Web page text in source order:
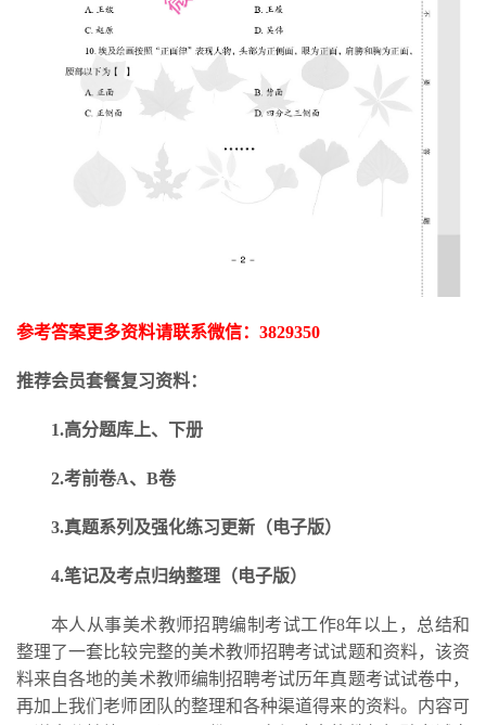
参考答案更多资料请联系微信： 3829350
推荐会员套餐复习资料：
1.高分题库上、下册
2.考前卷A、B卷
3.真题系列及强化练习更新 （电子版）
4.笔记及考点归纳整理（电子版）
本人从事美术教师招聘编制考试工作8年以上，总结和
整理了一套比较完整的美术教师招聘考试试题和资料，该资
料来自各地的美术教师编制招聘考试历年真题考试试卷中，
再加上我们老师团队的整理和各种渠道得来的资料。内容可